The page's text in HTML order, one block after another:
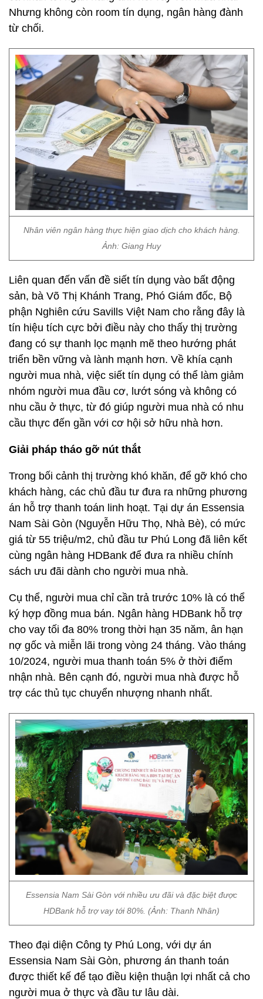
Nhưng không còn room tín dụng, ngân hàng đành
từ chối.
Nhân viên ngân hàng thực hiện giao dịch cho khách hàng.
Ảnh: Giang Huy
Liên quan đến vấn đề siết tín dụng vào bất động
sản, bà Võ Thị Khánh Trang, Phó Giám đốc, Bộ
phận Nghiên cứu Savills Việt Nam cho rằng đây là
tín hiệu tích cực bởi điều này cho thấy thị trường
đang có sự thanh lọc mạnh mẽ theo hướng phát
triển bền vững và lành mạnh hơn. Về khía cạnh
người mua nhà, việc siết tín dụng có thể làm giảm
nhóm người mua đầu cơ, lướt sóng và không có
nhu cầu ở thực, từ đó giúp người mua nhà có nhu
cầu thực đến gần với cơ hội sở hữu nhà hơn.
Giải pháp tháo gỡ nút thắt
Trong bối cảnh thị trường khó khăn, để gỡ khó cho
khách hàng, các chủ đầu tư đưa ra những phương
án hỗ trợ thanh toán linh hoạt. Tại dự án Essensia
Nam Sài Gòn (Nguyễn Hữu Thọ, Nhà Bè), có mức
giá từ 55 triệu/m2, chủ đầu tư Phú Long đã liên kết
cùng ngân hàng HDBank để đưa ra nhiều chính
sách ưu đãi dành cho người mua nhà.
Cụ thể, người mua chỉ cần trả trước 10% là có thể
ký hợp đồng mua bán. Ngân hàng HDBank hỗ trợ
cho vay tối đa 80% trong thời hạn 35 năm, ân hạn
nợ gốc và miễn lãi trong vòng 24 tháng. Vào tháng
10/2024, người mua thanh toán 5% ở thời điểm
nhận nhà. Bên cạnh đó, người mua nhà được hỗ
trợ các thủ tục chuyển nhượng nhanh nhất.
Essensia Nam Sài Gòn với nhiều ưu đãi và đặc biệt được
HDBank hỗ trợ vay tới 80%. (Ảnh: Thanh Nhân)
Theo đại diện Công ty Phú Long, với dự án
Essensia Nam Sài Gòn, phương án thanh toán
được thiết kế để tạo điều kiện thuận lợi nhất cả cho
người mua ở thực và đầu tư lâu dài.